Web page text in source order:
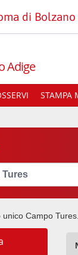
di Bolzano
Adige
STAMPA
unico Campo Tures